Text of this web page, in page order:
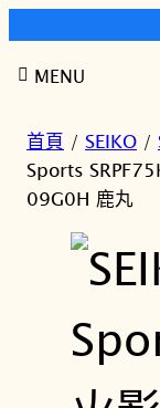
至 MENU
首頁 / SEIKO /
Sports
09G0H 鹿丸